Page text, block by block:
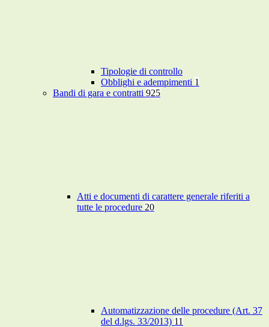
Tipologie di controllo
Obblighi e adempimenti 1
Bandi di gara e contratti 925
Atti e documenti di carattere generale riferiti a
tutte le procedure 20
Automatizzazione delle procedure (Art. 37
del d.lgs. 33/2013) 11